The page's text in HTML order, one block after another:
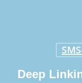
Deep